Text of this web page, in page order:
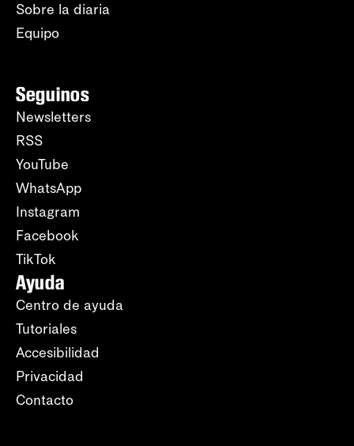
Sobre la diaria
Equipo
Seguinos
Newsletters
RSS
YouTube
WhatsApp
Instagram
Facebook
TikTok
Ayuda
Centro de ayuda
Tutoriales
Accesibilidad
Privacidad
Contacto